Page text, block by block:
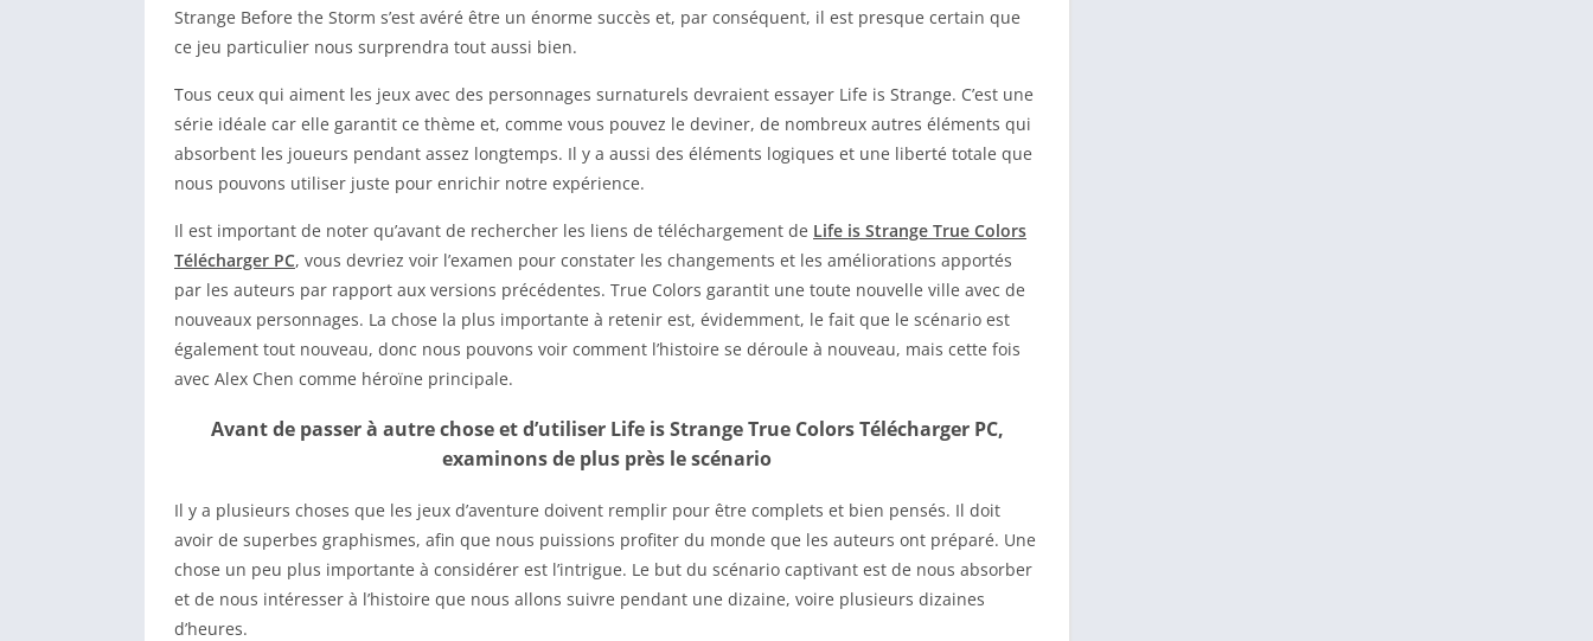
Strange Before the Storm s’est avéré être un énorme succès et, par conséquent, il est presque certain que
ce jeu particulier nous surprendra tout aussi bien.
Tous ceux qui aiment les jeux avec des personnages surnaturels devraient essayer Life is Strange. C’est une
série idéale car elle garantit ce thème et, comme vous pouvez le deviner, de nombreux autres éléments qui
absorbent les joueurs pendant assez longtemps. Il y a aussi des éléments logiques et une liberté totale que
nous pouvons utiliser juste pour enrichir notre expérience.
Il est important de noter qu’avant de rechercher les liens de téléchargement de Life is Strange True Colors
Télécharger PC, vous devriez voir l’examen pour constater les changements et les améliorations apportés
par les auteurs par rapport aux versions précédentes. True Colors garantit une toute nouvelle ville avec de
nouveaux personnages. La chose la plus importante à retenir est, évidemment, le fait que le scénario est
également tout nouveau, donc nous pouvons voir comment l’histoire se déroule à nouveau, mais cette fois
avec Alex Chen comme héroïne principale.
Avant de passer à autre chose et d’utiliser Life is Strange True Colors Télécharger PC,
examinons de plus près le scénario
Il y a plusieurs choses que les jeux d’aventure doivent remplir pour être complets et bien pensés. Il doit
avoir de superbes graphismes, afin que nous puissions profiter du monde que les auteurs ont préparé. Une
chose un peu plus importante à considérer est l’intrigue. Le but du scénario captivant est de nous absorber
et de nous intéresser à l’histoire que nous allons suivre pendant une dizaine, voire plusieurs dizaines
d’heures.